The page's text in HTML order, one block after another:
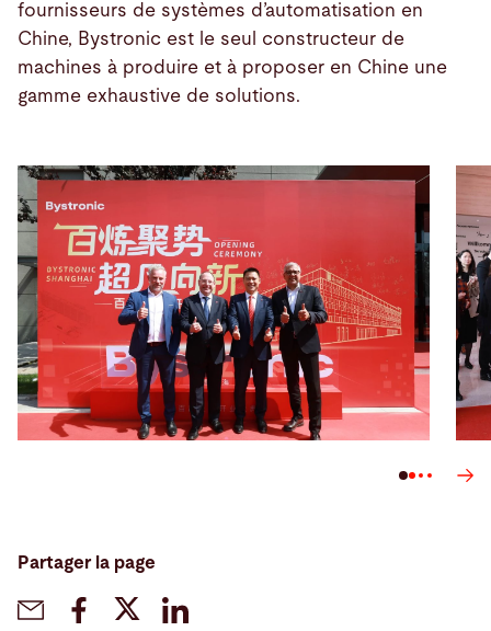
fournisseurs de systèmes d’automatisation en
Chine, Bystronic est le seul constructeur de
machines à produire et à proposer en Chine une
gamme exhaustive de solutions.
Partager la page